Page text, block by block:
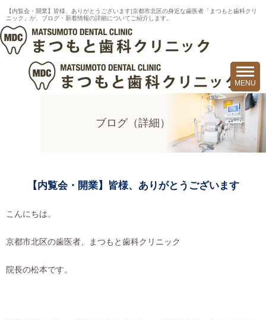
【内覧会・開業】皆様、ありがとうございます|京都市北区の身近な歯医者「まつもと歯科クリ
ニック」が、ブログ・新着情報の詳細についてご紹介します。
ブログ（詳細）
【内覧会・開業】皆様、ありがとうございます
こんにちは。
京都市北区の歯医者、まつもと歯科クリニック
院長の松本です。